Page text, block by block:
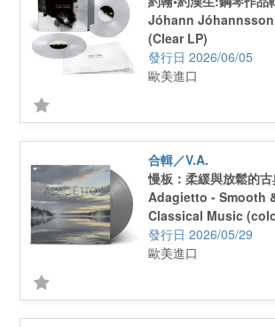
Jóhann
(Clear LP)
2026/06/05
歐美進口
合輯／V.A.
慢板：柔緩與放鬆的
Adagietto - Smooth
Classical Music
2026/05/29
歐美進口